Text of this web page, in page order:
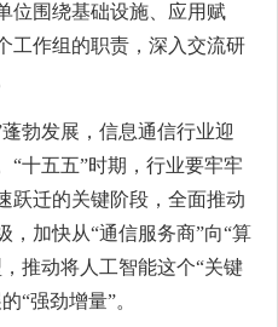
位围绕基础设施、应用赋
工作组的职责，深入交流研
勃发展，信息通信行业迎
“十五五”时期，行业要牢牢
跃迁的关键阶段，全面推动
，加快从“通信服务商”向“算
推动将人工智能这个“关键
“强劲增量”。